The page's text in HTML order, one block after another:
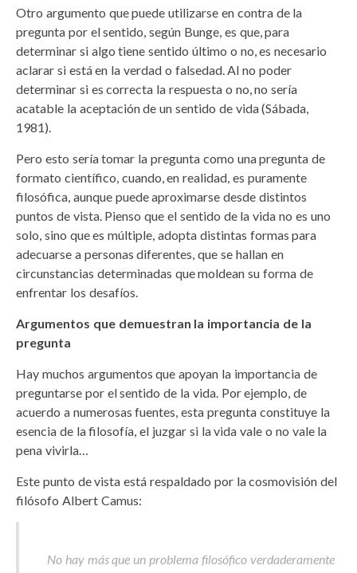
Otro argumento que puede utilizarse en contra de la
pregunta por el sentido, según Bunge, es que, para
determinar si algo tiene sentido último o no, es necesario
aclarar si está en la verdad o falsedad. Al no poder
determinar si es correcta la respuesta o no, no sería
acatable la aceptación de un sentido de vida (Sábada,
1981).
Pero esto sería tomar la pregunta como una pregunta de
formato científico, cuando, en realidad, es puramente
filosófica, aunque puede aproximarse desde distintos
puntos de vista. Pienso que el sentido de la vida no es uno
solo, sino que es múltiple, adopta distintas formas para
adecuarse a personas diferentes, que se hallan en
circunstancias determinadas que moldean su forma de
enfrentar los desafíos.
Argumentos que demuestran la importancia de la
pregunta
Hay muchos argumentos que apoyan la importancia de
preguntarse por el sentido de la vida. Por ejemplo, de
acuerdo a numerosas fuentes, esta pregunta constituye la
esencia de la filosofía, el juzgar si la vida vale o no vale la
pena vivirla…
Este punto de vista está respaldado por la cosmovisión del
filósofo Albert Camus:
No hay más que un problema filosófico verdaderamente